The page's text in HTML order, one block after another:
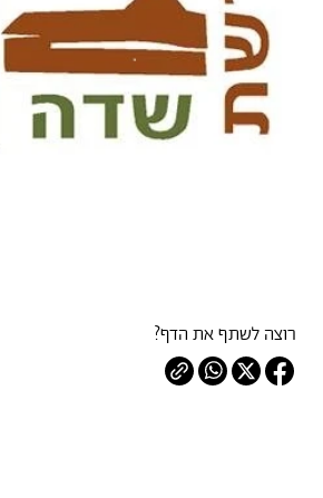
רוצה לשתף את הדף?